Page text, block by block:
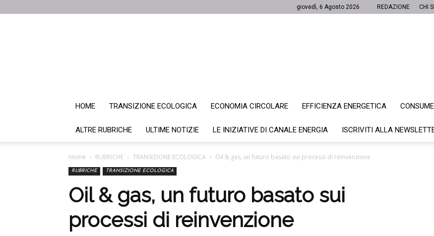
giovedì, 6 Agosto 2026 REDAZIONE CHI
HOME TRANSIZIONE ECOLOGICA ECONOMIA CIRCOLARE EFFICIENZA ENERGETICA
ALTRE RUBRICHE ULTIME NOTIZIE LE INIZIATIVE DI CANALE ENERGIA ISCRIVITI ALLA
Home RUBRICHE TRANSIZIONE ECOLOGICA Oil & gas, un futuro basato sui processi di reinvenzione
RUBRICHE TRANSIZIONE ECOLOGICA
Oil & gas, un futuro basato sui
processi di reinvenzione